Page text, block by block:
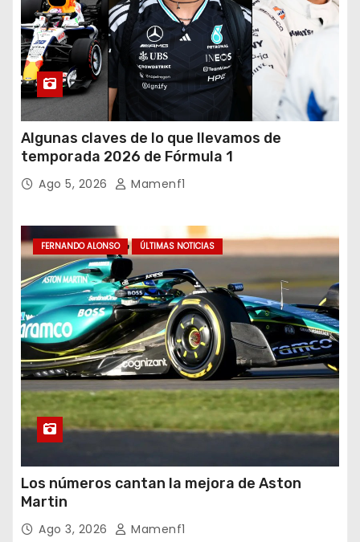
Algunas claves de lo que llevamos de
temporada 2026 de Fórmula 1
Ago 5, 2026 Mamenf1
FERNANDO ALONSO ÚLTIMAS NOTICIAS
Los números cantan la mejora de Aston
Martin
Ago 3, 2026 Mamenf1